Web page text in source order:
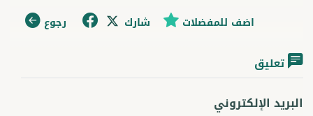
رجوع شارك اضف للمفضلات
تعليق
البريد الإلكتروني